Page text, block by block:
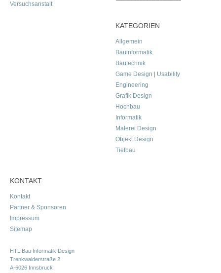
Versuchsanstalt
KATEGORIEN
Allgemein
Bauinformatik
Bautechnik
Game Design | Usability
Engineering
Grafik Design
Hochbau
Informatik
Malerei Design
Objekt Design
Tiefbau
KONTAKT
Kontakt
Partner & Sponsoren
Impressum
Sitemap
HTL Bau Informatik Design
Trenkwalderstraße 2
A-6026 Innsbruck